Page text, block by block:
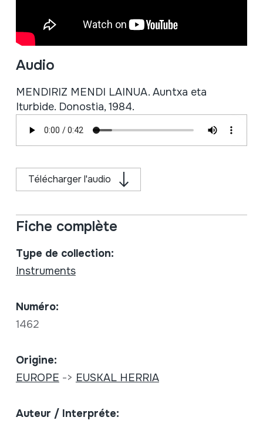
Audio
MENDIRIZ MENDI LAINUA. Auntxa eta
Iturbide. Donostia, 1984.
Télécharger l'audio
Fiche complète
Type de collection:
Instruments
Numéro:
1462
Origine:
EUROPE -> EUSKAL HERRIA
Auteur / Interpréte: